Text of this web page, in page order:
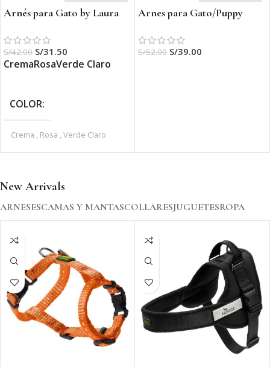
Arnés para Gato by Laura
S/42.00 S/31.50
CremaRosaVerde Claro
COLOR
Crema , Rosa , Verde Claro
Arnes para Gato/Puppy
S/52.00 S/39.00
New Arrivals
ARNESESCAMAS Y MANTASCOLLARESJUGUETESROPA